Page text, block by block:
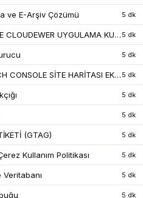
ve E-Arşiv Çözümü 5 dk
CLOUDİNARY VE CLOUDEWER UYGULAMA KURULUMLARI 5 dk
5 dk
GOOGLE SEARCH CONSOLE SİTE HARİTASI EKLEME 5 dk
5 dk
5 dk
(GTAG) 5 dk
Kullanım Politikası 5 dk
5 dk
5 dk